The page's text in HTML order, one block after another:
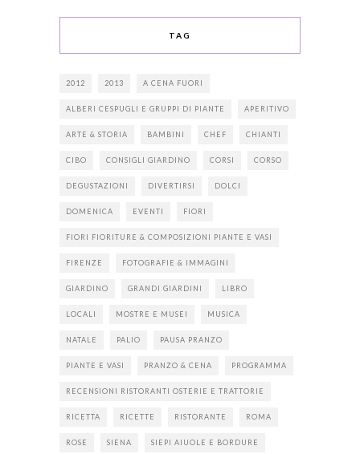
TAG
2012 2013 A CENA FUORI
ALBERI CESPUGLI E GRUPPI DI PIANTE APERITIVO
ARTE & STORIA BAMBINI CHEF CHIANTI
CIBO CONSIGLI GIARDINO CORSI CORSO
DEGUSTAZIONI DIVERTIRSI DOLCI
DOMENICA EVENTI FIORI
FIORI FIORITURE & COMPOSIZIONI PIANTE E VASI
FIRENZE FOTOGRAFIE & IMMAGINI
GIARDINO GRANDI GIARDINI LIBRO
LOCALI MOSTRE E MUSEI MUSICA
NATALE PALIO PAUSA PRANZO
PIANTE E VASI PRANZO & CENA PROGRAMMA
RECENSIONI RISTORANTI OSTERIE E TRATTORIE
RICETTA RICETTE RISTORANTE ROMA
ROSE SIENA SIEPI AIUOLE E BORDURE